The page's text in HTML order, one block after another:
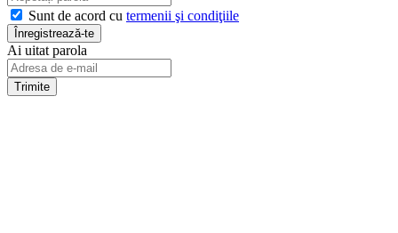
Sunt de acord cu termenii şi condiţiile
Ai uitat parola